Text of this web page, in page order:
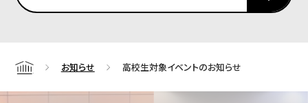
Home お知らせ 高校生対象イベントのお知らせ